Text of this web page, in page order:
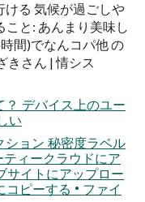
ける 気候が過ごしや
と: あんまり美味し
間)でなんコパ他 の
きさん | 情シス
デバイス上のユー
い
ション 秘密度ラベル
ィークラウドにア
サイトにアップロー
ピーする • ファイ